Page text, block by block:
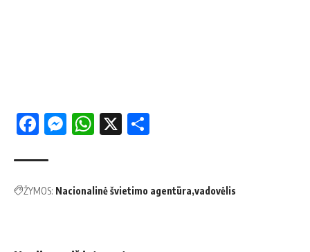
Facebook
Messenger
WhatsApp
X
ŽYMOS: Nacionalinė švietimo agentūra vadovėlis